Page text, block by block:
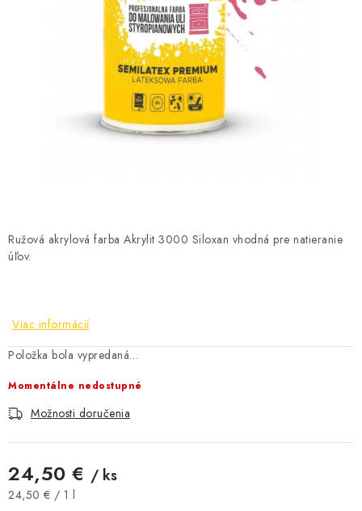
VÝROBKY Z VOSKU
DOPLNKY KU VČELÍM PRODUKTOM
MEDOVÉ CUKROVINKY
NOVINKY
Kamenná predajňa
Ružová akrylová farba Akrylit 3000 Siloxan vhodná pre natieranie
úľov.
Viac informácií
Položka bola vypredaná…
Momentálne nedostupné
Možnosti doručenia
24,50 € / ks
Jednotková cena:
24,50 € / 1 l